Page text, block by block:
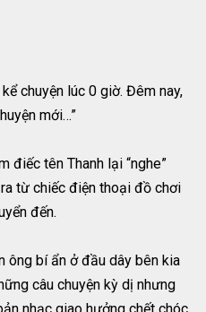
chuyện lúc 0 giờ. Đêm nay,
mới…”
điếc tên Thanh lại “nghe”
từ chiếc điện thoại đồ chơi
đến.
ông bí ẩn ở đầu dây bên kia
câu chuyện kỳ dị nhưng